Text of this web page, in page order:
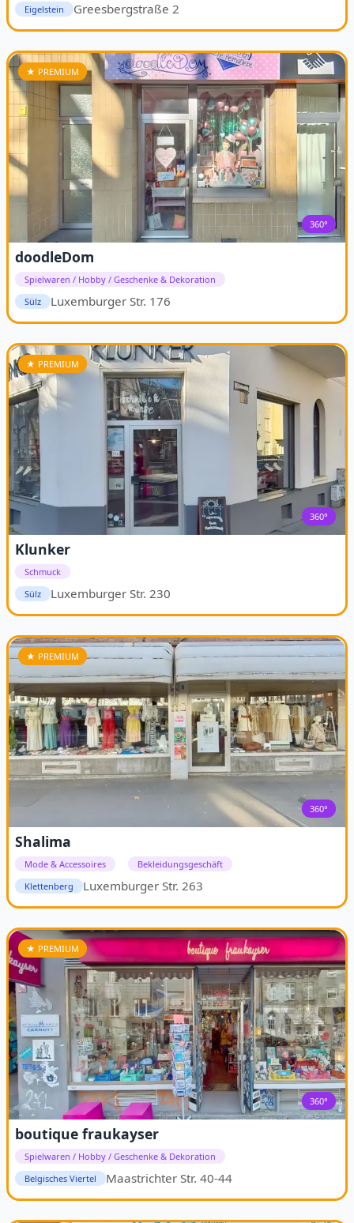
Eigelstein
Greesbergstraße 2
★ PREMIUM
360°
doodleDom
Spielwaren / Hobby / Geschenke & Dekoration
Sülz
Luxemburger Str. 176
★ PREMIUM
360°
Klunker
Schmuck
Sülz
Luxemburger Str. 230
★ PREMIUM
360°
Shalima
Mode & Accessoires
Bekleidungsgeschäft
Klettenberg
Luxemburger Str. 263
★ PREMIUM
360°
boutique fraukayser
Spielwaren / Hobby / Geschenke & Dekoration
Belgisches Viertel
Maastrichter Str. 40-44